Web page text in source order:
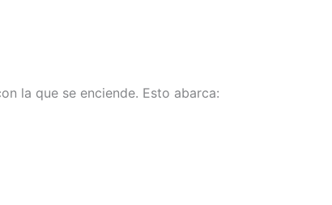
la que se enciende. Esto abarca: